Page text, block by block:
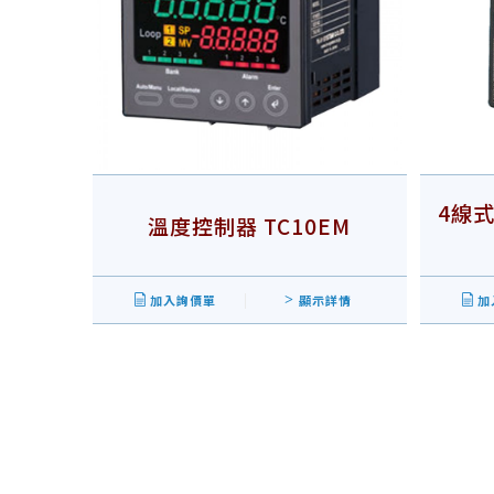
溫度控制器 TC10EM
加入詢價單 顯示詳情
4線
加